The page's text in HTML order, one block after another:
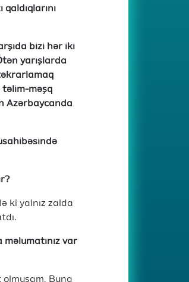
bizi hər iki
yarışlarda
təlim-məşq
Azərbaycanda
ki yalnız zalda
var
olmuşam. Buna